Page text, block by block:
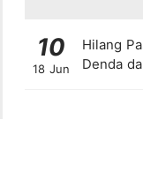
10
18 Jun
Hilang
Denda